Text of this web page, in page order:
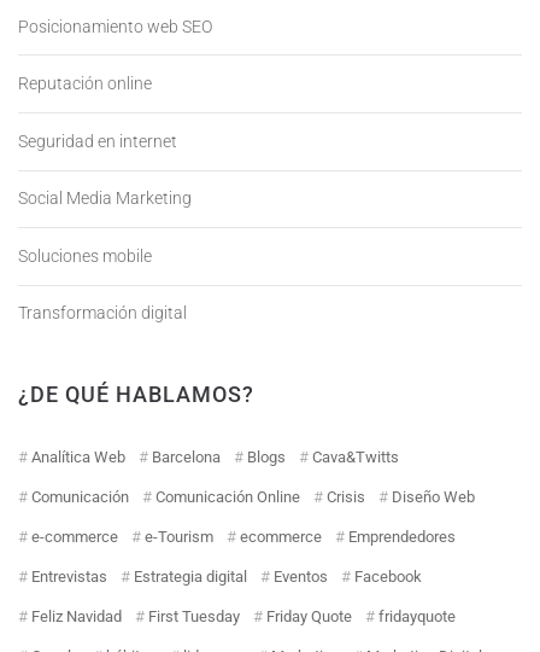
Posicionamiento web SEO
Reputación online
Seguridad en internet
Social Media Marketing
Soluciones mobile
Transformación digital
¿DE QUÉ HABLAMOS?
Analítica Web Barcelona Blogs Cava&Twitts
Comunicación Comunicación Online Crisis Diseño Web
e-commerce e-Tourism ecommerce Emprendedores
Entrevistas Estrategia digital Eventos Facebook
Feliz Navidad First Tuesday Friday Quote fridayquote